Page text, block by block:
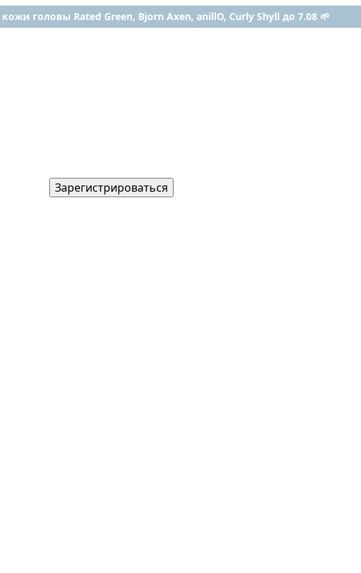
кожи головы Rated Green, Bjorn Axen, anillO, Curly Shyll до 7.08 🌱
Зарегистрироваться